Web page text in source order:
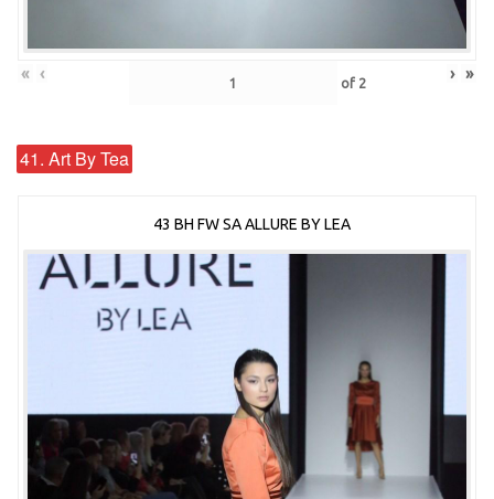
« ‹ of 2 › »
41. Art By Tea
43 BH FW SA ALLURE BY LEA